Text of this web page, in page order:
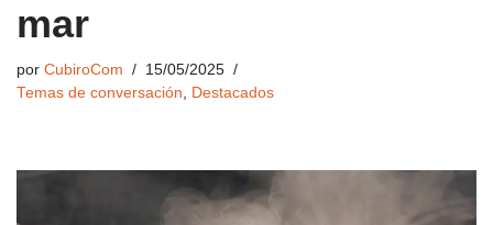
mar
por CubiroCom
15/05/2025
Temas de conversación, Destacados